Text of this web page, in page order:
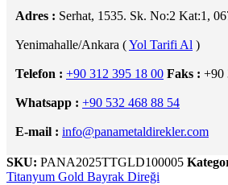
Adres : Serhat, 1535. Sk. No:2 Kat:1,
Yenimahalle/Ankara (Yol Tarifi Al )
Telefon : +90 312 395 18 00 Faks : +90
Whatsapp : +90 532 468 88 54
E-mail : info@panametaldirekler.com
SKU: PANA2025TTGLD100005
Titanyum Gold Bayrak Direği